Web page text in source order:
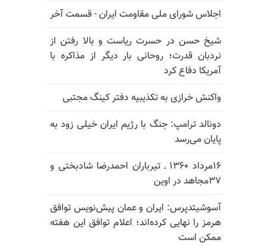
اجلاس شورای ملی مقاومت ایران - قسمت آخر
شیخ حسن در حسرت ریاست و بالا رفتن از
نردبان قدرت؛ روحانی بار دیگر از مذاکره با
آمریکا دفاع کرد
واکنش خرازی به تکذیبیه دفتر کینگ مجتبی
دونالد ترامپ: جنگ با رژیم ایران خیلی زود به
پایان می‌رسد
۱۶مرداد ۱۳۶۰ ـ تیرباران احمدرضا شادبختی و
۳۷مجاهد در اوین
آسوشیتدپرس: ایران و عمان پیش‌نویس توافق
هرمز را نهایی کرده‌اند؛ اعلام توافق این هفته
ممکن است